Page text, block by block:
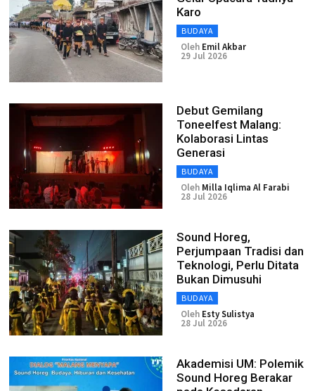
Karo
BUDAYA
Oleh Emil Akbar
29 Jul 2026
Debut Gemilang
Toneelfest Malang:
Kolaborasi Lintas
Generasi
BUDAYA
Oleh Milla Iqlima Al Farabi
28 Jul 2026
Sound Horeg,
Perjumpaan Tradisi dan
Teknologi, Perlu Ditata
Bukan Dimusuhi
BUDAYA
Oleh Esty Sulistya
28 Jul 2026
Akademisi UM: Polemik
Sound Horeg Berakar